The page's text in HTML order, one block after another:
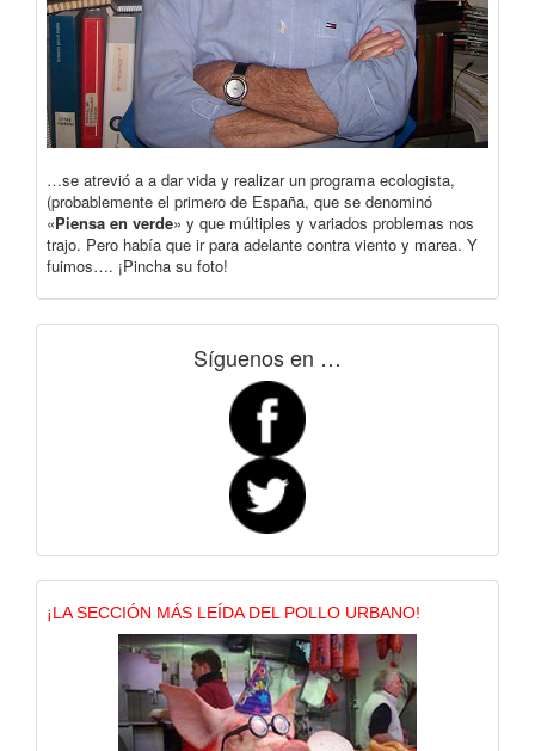
…se atrevió a a dar vida y realizar un programa ecologista,
(probablemente el primero de España, que se denominó
«Piensa en verde» y que múltiples y variados problemas nos
trajo. Pero había que ir para adelante contra viento y marea. Y
fuimos…. ¡Pincha su foto!
Síguenos en …
¡LA SECCIÓN MÁS LEÍDA DEL POLLO URBANO!